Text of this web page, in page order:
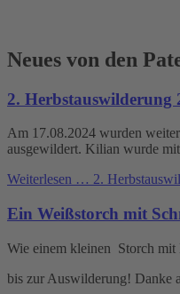
Neues von den
2. Herbstauswilderung
Am 17.08.2024 wurden
ausgewildert. Kilian wurde mit
Weiterlesen … 2.
Ein Weißstorch mit
Wie einem kleinen Storch
bis zur Auswilderung! Danke